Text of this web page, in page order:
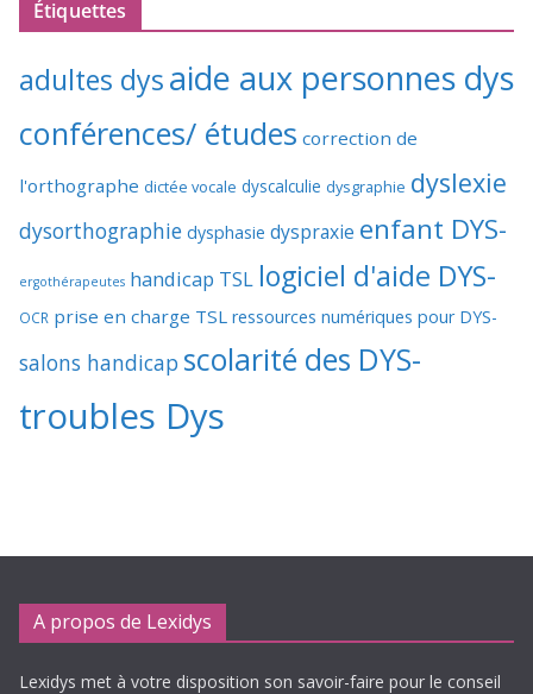
Étiquettes
adultes dysaide aux personnes dys
conférences/ études correction de
l'orthographe dictée vocale dyscalculie dysgraphie dyslexie
dysorthographie dysphasie dyspraxie enfant DYS-
ergothérapeutes handicap TSL logiciel d'aide DYS-
OCR prise en charge TSL ressources numériques pour DYS-
salons handicap scolarité des DYS-
troubles Dys
A propos de Lexidys
Lexidys met à votre disposition son savoir-faire pour le conseil